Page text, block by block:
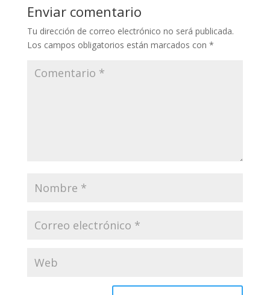
Enviar comentario
Tu dirección de correo electrónico no será publicada.
Los campos obligatorios están marcados con *